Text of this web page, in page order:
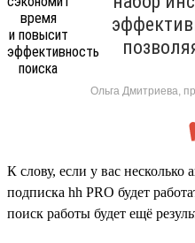
Ольга Дмитриева,
К слову, если у вас
подписка hh PRO будет
поиск работы будет ещё